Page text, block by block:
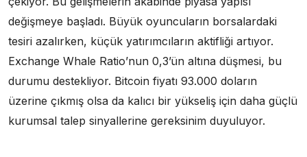
değişmeye başladı. Büyük oyuncuların borsalardaki
tesiri azalırken, küçük yatırımcıların aktifliği artıyor.
Exchange Whale Ratio’nun 0,3’ün altına düşmesi, bu
durumu destekliyor. Bitcoin fiyatı 93.000 doların
üzerine çıkmış olsa da kalıcı bir yükseliş için daha güçlü
kurumsal talep sinyallerine gereksinim duyuluyor.